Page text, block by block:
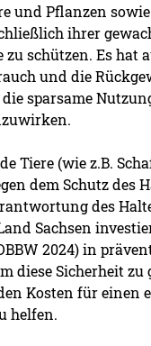
und Pflanzen
ihrer
zu schützen. Es hat
und die
sparsame
Tiere (wie z.B.
dem Schutz des
des
Sachsen
2024) in
diese Sicherheit zu
Kosten für einen
helfen.